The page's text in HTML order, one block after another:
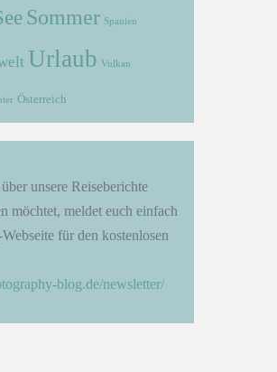
Sommer Spanien
Urlaub Vulkan
Österreich
unsere Reiseberichte
möchtet, meldet euch einfach
für den kostenlosen
blog.de/newsletter/